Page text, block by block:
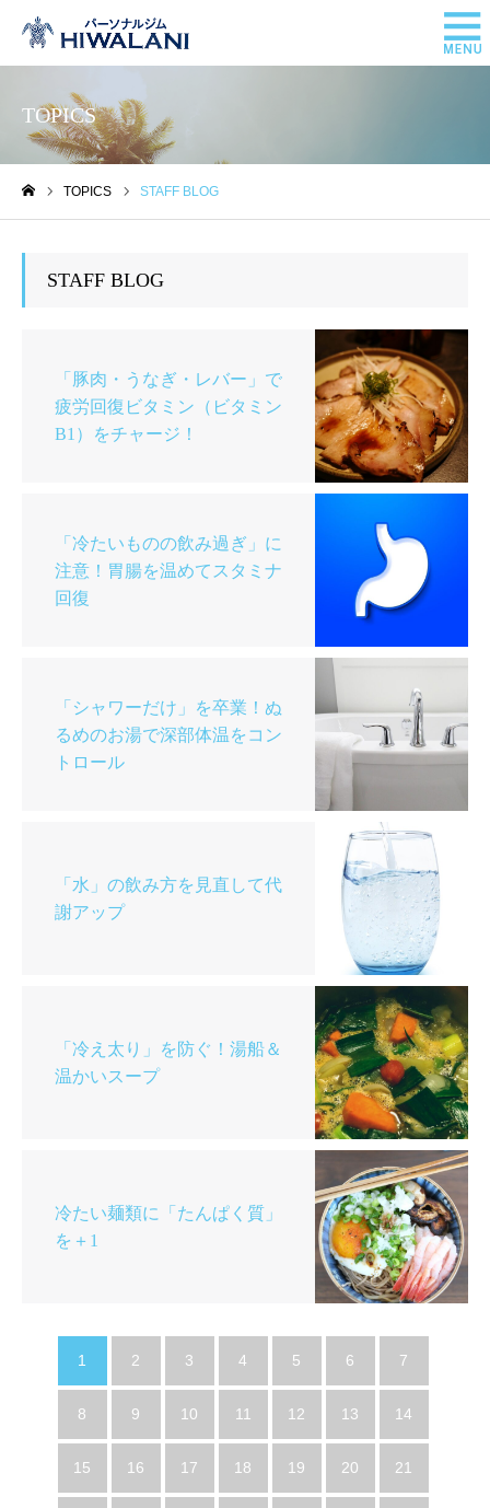
TOPICS
TOPICS STAFF BLOG
STAFF BLOG
「豚肉・うなぎ・レバー」で
疲労回復ビタミン（ビタミン
B1）をチャージ！
「冷たいものの飲み過ぎ」に
注意！胃腸を温めてスタミナ
回復
「シャワーだけ」を卒業！ぬ
るめのお湯で深部体温をコン
トロール
「水」の飲み方を見直して代
謝アップ
「冷え太り」を防ぐ！湯船＆
温かいスープ
冷たい麺類に「たんぱく質」
を＋1
1 2 3 4 5 6 7
8 9 10 11 12 13 14
15 16 17 18 19 20 21